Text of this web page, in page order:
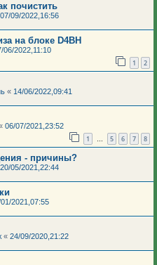
почистить
07/09/2022,16:56
на блоке D4BH
06/2022,11:10
1 2
« 14/06/2022,09:41
06/07/2021,23:52
1 … 5 6 7 8
- причины?
20/05/2021,22:44
01/2021,07:55
« 24/09/2020,21:22